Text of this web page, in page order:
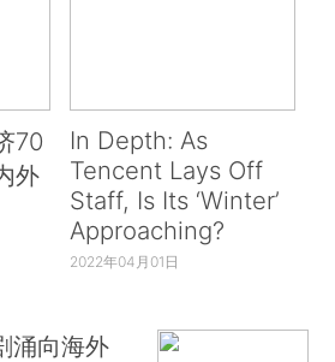
70
外
In Depth: As
Tencent Lays Off
Staff, Is Its ‘Winter’
Approaching?
2022年04月01日
涌向海外